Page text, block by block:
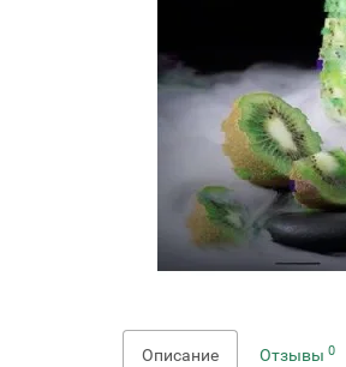
Описание Отзывы 0